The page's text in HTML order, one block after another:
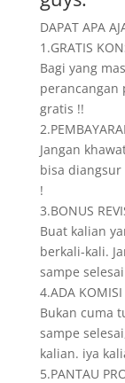
DAPAT APA
1.GRATIS
Bagi yang
perancangan
gratis !!
Jangan
bisa diangsur
!
3.BONUS
Buat kalian
berkali-kali.
sampe
4.ADA
Bukan cuma
sampe
kalian. iya
5.PANTAU